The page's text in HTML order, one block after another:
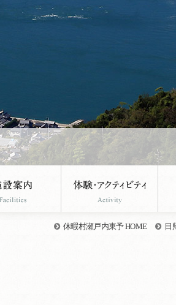
休暇村瀬戸内東予 HOME 日